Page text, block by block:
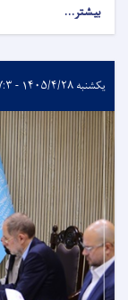
بیشتر...
یکشنبه ۱۴۰۵/۴/۲۸ - ۱۷:۳